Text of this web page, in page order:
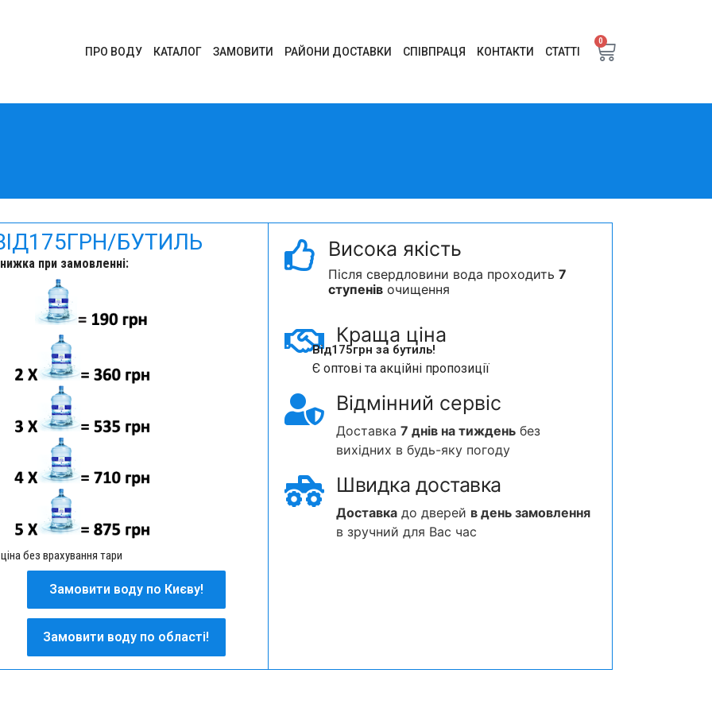
ПРО ВОДУ КАТАЛОГ ЗАМОВИТИ РАЙОНИ ДОСТАВКИ СПІВПРАЦЯ КОНТАКТИ СТАТТІ
0
175ГРН/БУТИЛЬ
при замовленні:
без врахування тари
Замовити воду по Києву!
Замовити воду по Києву!
Замовити воду по області!
Замовити воду по області!
Висока якість
Після свердловини вода проходить 7
ступенів очищення
Краща ціна
Від175грн за бутиль!
Є оптові та акційні пропозиції
Відмінний сервіс
Доставка 7 днів на тиждень без
вихідних в будь-яку погоду
Швидка доставка
Доставка до дверей в день замовлення
в зручний для Вас час